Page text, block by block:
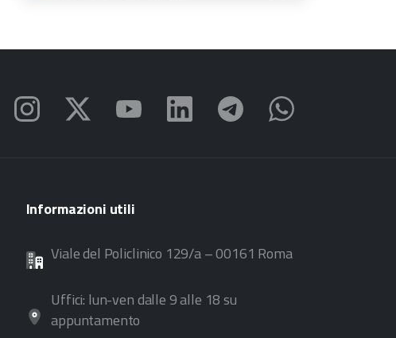
Informazioni utili
Viale del Policlinico 129/a – 00161 Roma
Uffici: lun-ven dalle 9 alle 18 su
appuntamento